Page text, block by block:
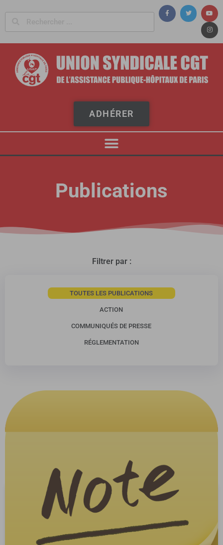
ADHÉRER
Publications
Filtrer par :
TOUTES LES PUBLICATIONS
ACTION
COMMUNIQUÉS DE PRESSE
RÉGLEMENTATION